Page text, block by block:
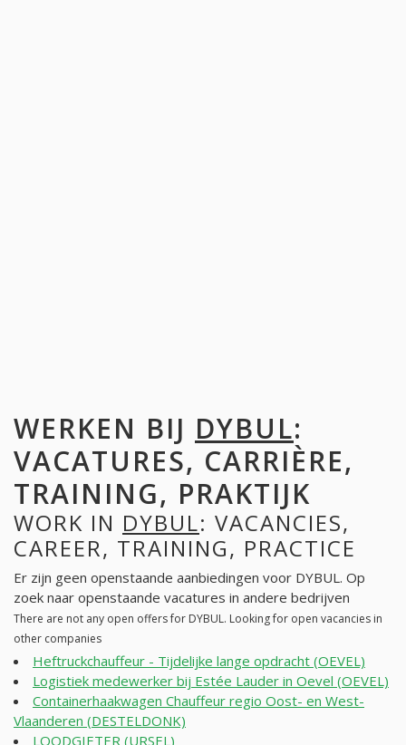
WERKEN BIJ DYBUL:
VACATURES, CARRIÈRE,
TRAINING, PRAKTIJK
WORK IN DYBUL: VACANCIES,
CAREER, TRAINING, PRACTICE
Er zijn geen openstaande aanbiedingen voor DYBUL. Op
zoek naar openstaande vacatures in andere bedrijven
There are not any open offers for DYBUL. Looking for open vacancies in
other companies
Heftruckchauffeur - Tijdelijke lange opdracht (OEVEL)
Logistiek medewerker bij Estée Lauder in Oevel (OEVEL)
Containerhaakwagen Chauffeur regio Oost- en West-
Vlaanderen (DESTELDONK)
LOODGIETER (URSEL)